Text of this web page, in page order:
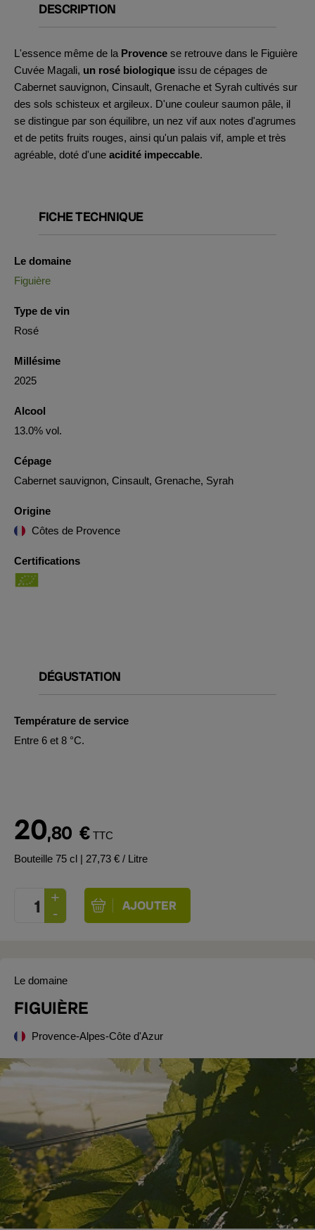
DESCRIPTION
L'essence même de la Provence se retrouve dans le Figuière
Cuvée Magali, un rosé biologique issu de cépages de
Cabernet sauvignon, Cinsault, Grenache et Syrah cultivés sur
des sols schisteux et argileux. D'une couleur saumon pâle, il
se distingue par son équilibre, un nez vif aux notes d'agrumes
et de petits fruits rouges, ainsi qu'un palais vif, ample et très
agréable, doté d'une acidité impeccable.
FICHE TECHNIQUE
Le domaine
Figuière
Type de vin
Rosé
Millésime
2025
Alcool
13.0% vol.
Cépage
Cabernet sauvignon, Cinsault, Grenache, Syrah
Origine
Côtes de Provence
Certifications
DÉGUSTATION
Température de service
Entre 6 et 8 °C.
20,80 € TTC
Bouteille 75 cl | 27,73 € / Litre
Le domaine
FIGUIÈRE
Provence-Alpes-Côte d'Azur